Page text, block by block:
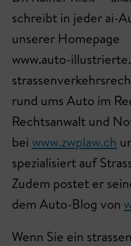
schreibt in jeder ai-
unserer Homepage
www.auto-
rund ums Auto im
Rechtsanwalt und
bei www.zwplaw.ch
spezialisiert auf
Zudem postet er
dem Auto-Blog von
Wenn Sie ein